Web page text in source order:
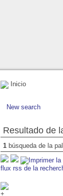
Inicio
New search
Resultado de
1 búsqueda de la
flux rss de la